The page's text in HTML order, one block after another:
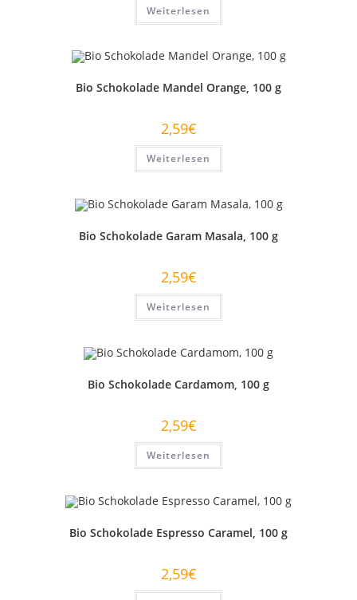
Weiterlesen
Bio Schokolade Mandel Orange, 100 g
2,59€
Weiterlesen
Bio Schokolade Garam Masala, 100 g
2,59€
Weiterlesen
Bio Schokolade Cardamom, 100 g
2,59€
Weiterlesen
Bio Schokolade Espresso Caramel, 100 g
2,59€